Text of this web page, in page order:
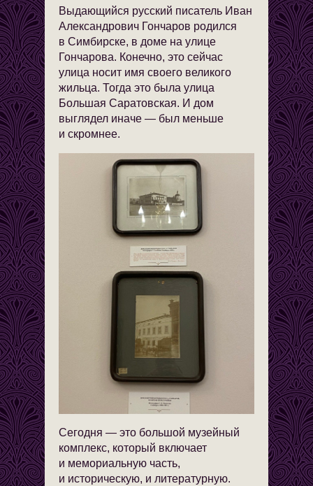
Выдающийся русский писатель Иван
Александрович Гончаров родился
в Симбирске, в доме на улице
Гончарова. Конечно, это сейчас
улица носит имя своего великого
жильца. Тогда это была улица
Большая Саратовская. И дом
выглядел иначе — был меньше
и скромнее.
Сегодня — это большой музейный
комплекс, который включает
и мемориальную часть,
и историческую, и литературную.